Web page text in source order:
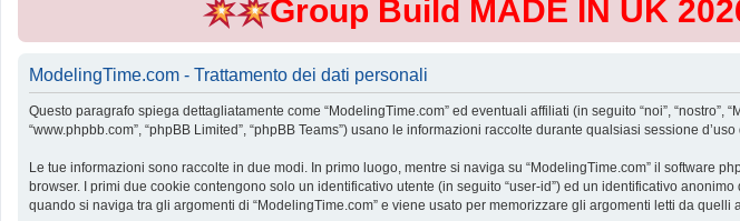
Group Build MADE IN UK
ModelingTime.com - Trattamento dei dati personali
Questo paragrafo spiega dettagliatamente come “ModelingTime.com” ed eventuali affiliati (in seguito “noi”, “nostro”,
“www.phpbb.com”, “phpBB Limited”, “phpBB Teams”) usano le informazioni raccolte durante qualsiasi sessione
Le tue informazioni sono raccolte in due modi. In primo luogo, mentre si naviga su “ModelingTime.com” il software
browser. I primi due cookie contengono solo un identificativo utente (in seguito “user-id”) ed un identificativo
quando si naviga tra gli argomenti di “ModelingTime.com” e viene usato per memorizzare gli argomenti letti da